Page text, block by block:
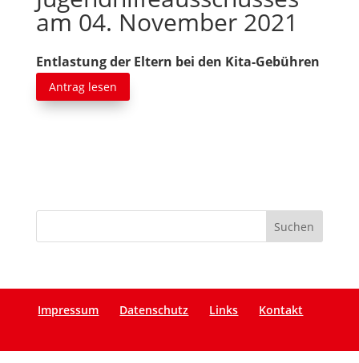
am 04. November 2021
Entlastung der Eltern bei den Kita-Gebühren
Antrag lesen
Impressum Datenschutz Links Kontakt